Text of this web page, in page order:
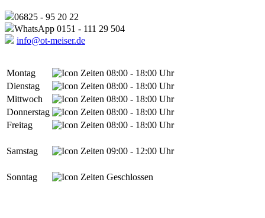
06825 - 95 20 22
WhatsApp 0151 - 111 29 504
info@ot-meiser.de
Montag
08:00 - 18:00 Uhr
Dienstag
08:00 - 18:00 Uhr
Mittwoch
08:00 - 18:00 Uhr
Donnerstag
08:00 - 18:00 Uhr
Freitag
08:00 - 18:00 Uhr
Samstag 09:00 - 12:00 Uhr
Sonntag Geschlossen